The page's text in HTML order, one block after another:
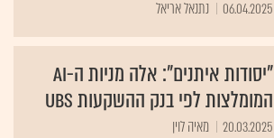
06.04.2025 נתנאל אריאל
"יסודות איתנים": אלה מניות ה-AI
המומלצות לפי בנק ההשקעות UBS
20.03.2025 מאיה לוין